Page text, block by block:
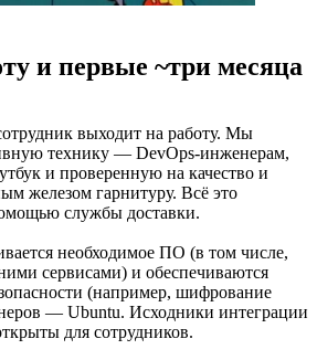
и первые ~три месяца
выходит на работу. Мы
технику — DevOps-инженерам,
и проверенную на качество и
железом гарнитуру. Всё это
службы доставки.
необходимое ПО (в том числе,
сервисами) и обеспечиваются
(например, шифрование
— Ubuntu. Исходники интеграции
для сотрудников.